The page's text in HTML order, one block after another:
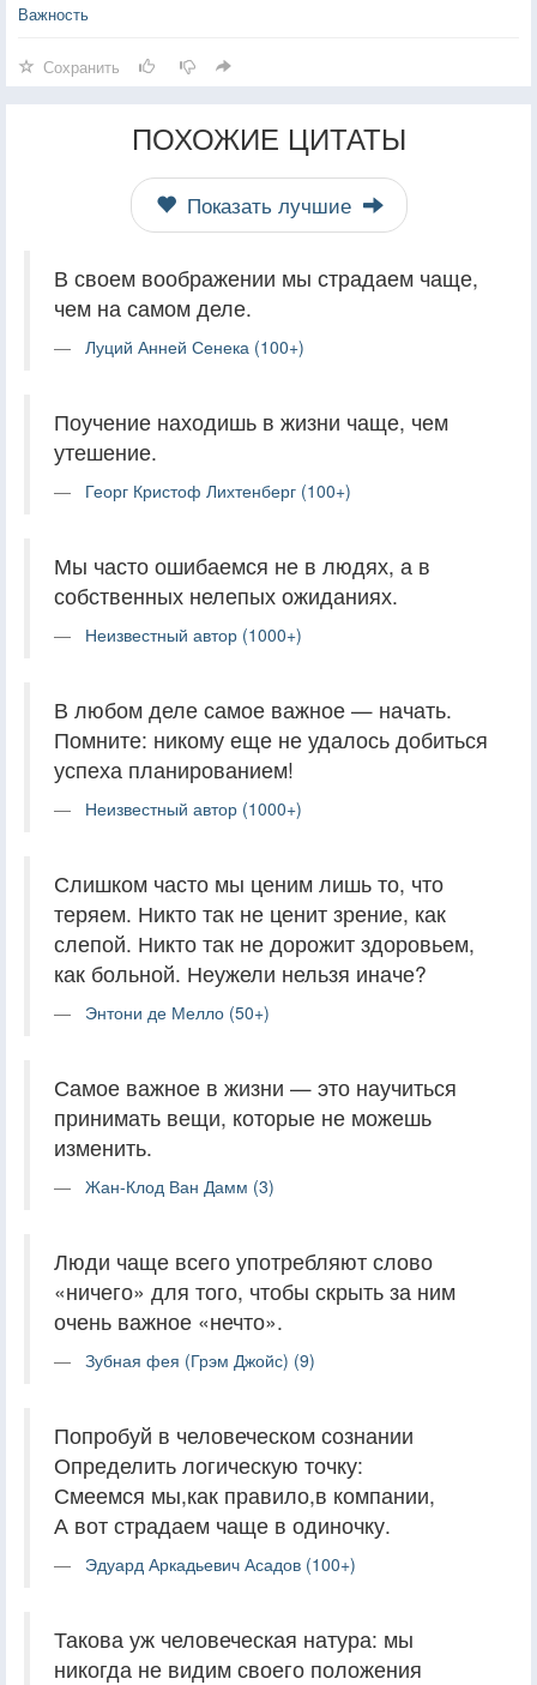
Важность
Сохранить
ПОХОЖИЕ ЦИТАТЫ
Показать лучшие
В своем воображении мы страдаем чаще,
чем на самом деле.
Луций Анней Сенека (100+)
Поучение находишь в жизни чаще, чем
утешение.
Георг Кристоф Лихтенберг (100+)
Мы часто ошибаемся не в людях, а в
собственных нелепых ожиданиях.
Неизвестный автор (1000+)
В любом деле самое важное — начать.
Помните: никому еще не удалось добиться
успеха планированием!
Неизвестный автор (1000+)
Слишком часто мы ценим лишь то, что
теряем. Никто так не ценит зрение, как
слепой. Никто так не дорожит здоровьем,
как больной. Неужели нельзя иначе?
Энтони де Мелло (50+)
Самое важное в жизни — это научиться
принимать вещи, которые не можешь
изменить.
Жан-Клод Ван Дамм (3)
Люди чаще всего употребляют слово
«ничего» для того, чтобы скрыть за ним
очень важное «нечто».
Зубная фея (Грэм Джойс) (9)
Попробуй в человеческом сознании
Определить логическую точку:
Смеемся мы,как правило,в компании,
А вот страдаем чаще в одиночку.
Эдуард Аркадьевич Асадов (100+)
Такова уж человеческая натура: мы
никогда не видим своего положения